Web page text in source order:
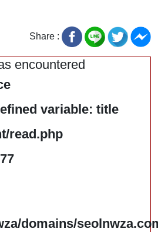
Share :
encountered
variable: title
read.php
domains/